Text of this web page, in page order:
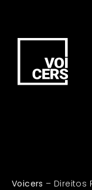
Voicers – Direitos